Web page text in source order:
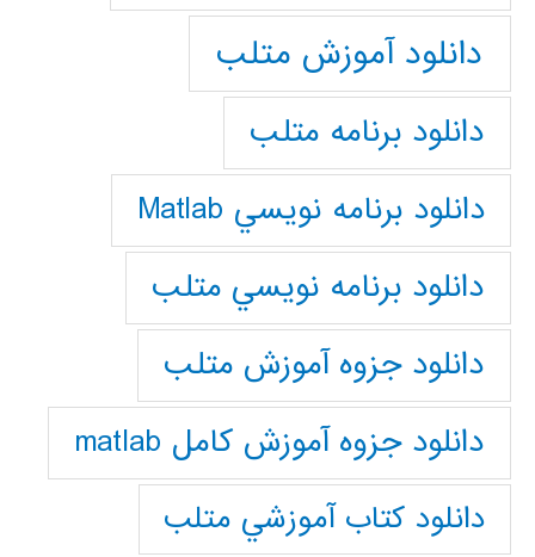
دانلود آموزش متلب
دانلود برنامه متلب
دانلود برنامه نويسي Matlab
دانلود برنامه نويسي متلب
دانلود جزوه آموزش متلب
دانلود جزوه آموزش کامل matlab
دانلود كتاب آموزشي متلب